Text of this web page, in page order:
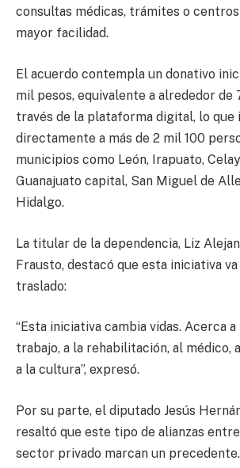
consultas médicas, trámites o
mayor facilidad.
El acuerdo contempla un donativo
mil pesos, equivalente a alrededor de
través de la plataforma digital, lo que
directamente a más de 2 mil 100
municipios como León, Irapuato,
Guanajuato capital, San Miguel de
Hidalgo.
La titular de la dependencia, Liz
Frausto, destacó que esta iniciativa
traslado:
“Esta iniciativa cambia vidas. Acerca
trabajo, a la rehabilitación, al médico,
a la cultura”, expresó.
Por su parte, el diputado Jesús
resaltó que este tipo de alianzas
sector privado marcan un precedente.